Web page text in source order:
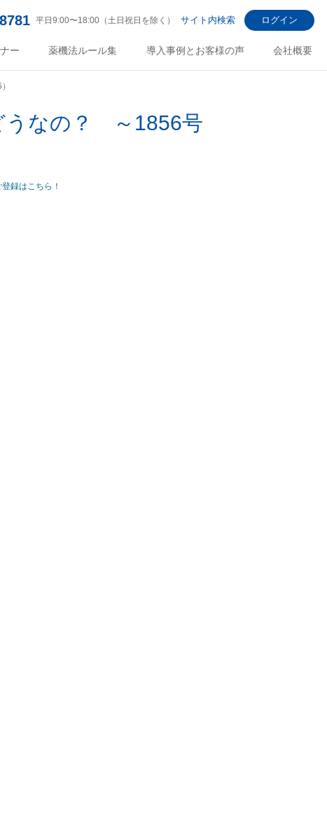
平日9:00〜18:00（土日祝日を除く） サイト内検索 ログイン
ー 薬機法ルール集 導入事例とお客様の声 会社概要
うなの？ ～1856号
録はこちら！